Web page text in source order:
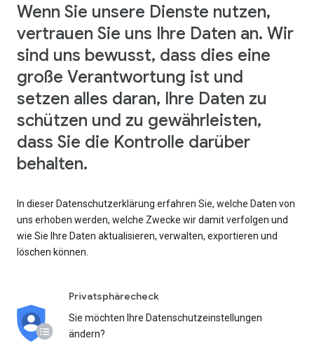
Wenn Sie unsere Dienste nutzen,
vertrauen Sie uns Ihre Daten an. Wir
sind uns bewusst, dass dies eine
große Verantwortung ist und
setzen alles daran, Ihre Daten zu
schützen und zu gewährleisten,
dass Sie die Kontrolle darüber
behalten.
In dieser Datenschutzerklärung erfahren Sie, welche Daten von
uns erhoben werden, welche Zwecke wir damit verfolgen und
wie Sie Ihre Daten aktualisieren, verwalten, exportieren und
löschen können.
Privatsphärecheck
Sie möchten Ihre Datenschutzeinstellungen
ändern?